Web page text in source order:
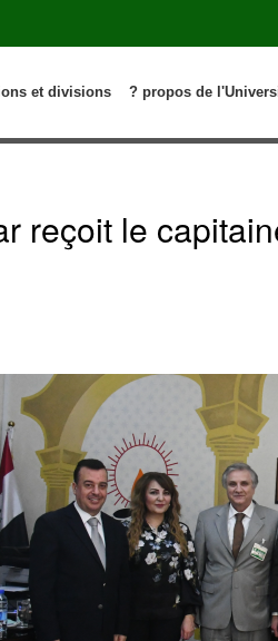
? propos de
et divisions
reçoit le